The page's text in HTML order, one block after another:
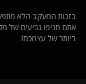
בזכות המעקב הלא
אתם תניפו גביעים של
ביותר של עצמכם!